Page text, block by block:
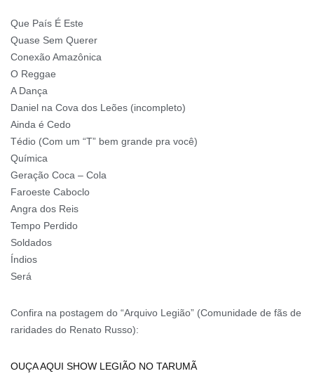
Que País É Este
Quase Sem Querer
Conexão Amazônica
O Reggae
A Dança
Daniel na Cova dos Leões (incompleto)
Ainda é Cedo
Tédio (Com um “T” bem grande pra você)
Química
Geração Coca – Cola
Faroeste Caboclo
Angra dos Reis
Tempo Perdido
Soldados
Índios
Será
Confira na postagem do “Arquivo Legião” (Comunidade de fãs de
raridades do Renato Russo):
OUÇA AQUI SHOW LEGIÃO NO TARUMÃ